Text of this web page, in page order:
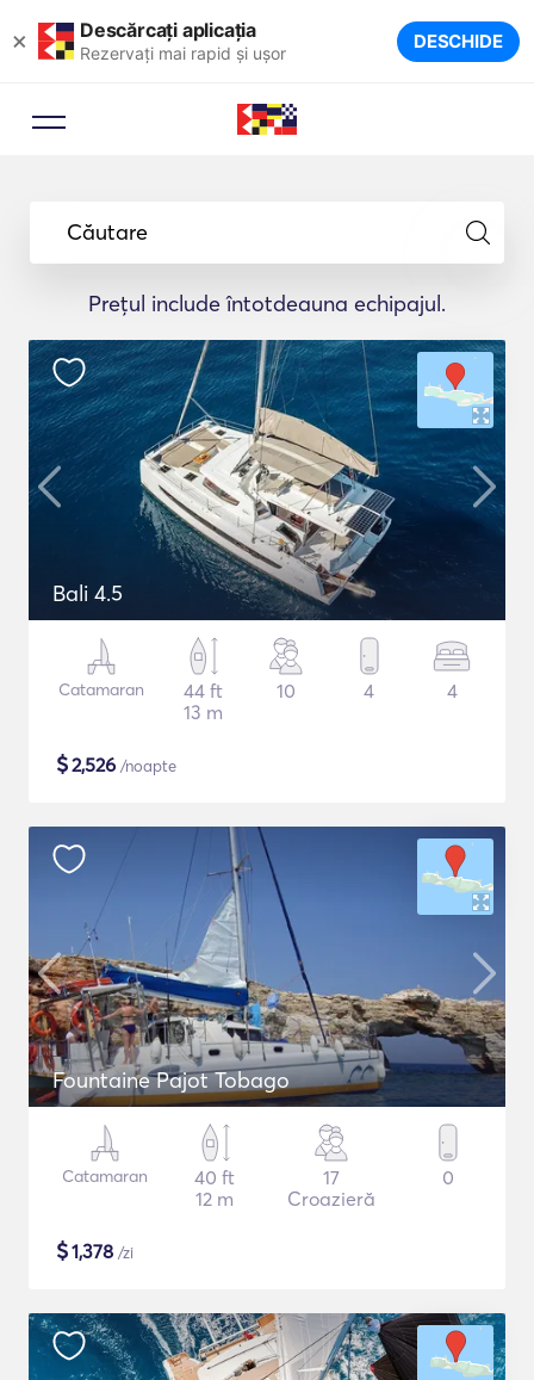
× Descărcați aplicația
Rezervați mai rapid și ușor DESCHIDE
Căutare
Prețul include întotdeauna echipajul.
Bali 4.5
Catamaran
44 ft
13 m
10 4 4
$2,526 /noapte
Fountaine Pajot Tobago
Catamaran
40 ft
12 m
17
Croazieră
0
$1,378 /zi